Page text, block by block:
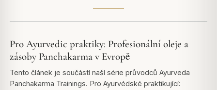
Pro Ayurvedic praktiky: Profesionální oleje a
zásoby Panchakarma v Evropě
Tento článek je součástí naší série průvodců Ayurveda
Panchakarma Trainings. Pro Ayurvédské praktikující: